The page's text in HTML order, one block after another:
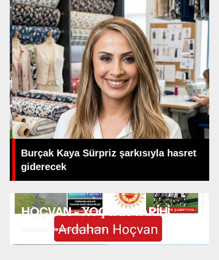
Burçak Kaya Sürpriz şarkısıyla hasret
giderecek
HOÇVAN - XOÇVAN TARİHİ
Haberler NewsOcak 13, 2025